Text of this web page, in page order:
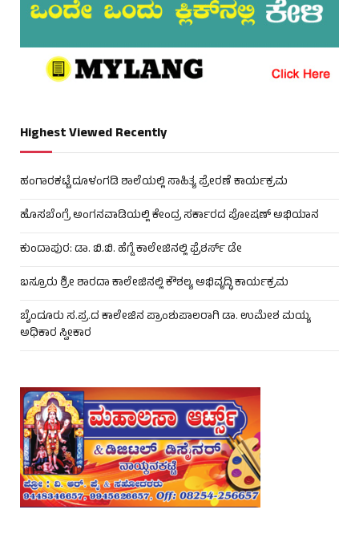
Highest Viewed Recently
ಹಂಗಾರಕಟ್ಟೆ ದೂಳಂಗಡಿ ಶಾಲೆಯಲ್ಲಿ ಸಾಹಿತ್ಯ ಪ್ರೇರಣೆ ಕಾರ್ಯಕ್ರಮ
ಹೊಸಬೆಂಗ್ರೆ ಅಂಗನವಾಡಿಯಲ್ಲಿ ಕೇಂದ್ರ ಸರ್ಕಾರದ ಪೋಷಣ್ ಅಭಿಯಾನ
ಕುಂದಾಪುರ: ಡಾ. ಬಿ.ಬಿ. ಹೆಗ್ಡೆ ಕಾಲೇಜಿನಲ್ಲಿ ಫ್ರೆಶರ್ಸ್ ಡೇ
ಬಸ್ರೂರು ಶ್ರೀ ಶಾರದಾ ಕಾಲೇಜಿನಲ್ಲಿ ಕೌಶಲ್ಯ ಅಭಿವೃದ್ಧಿ ಕಾರ್ಯಕ್ರಮ
ಬೈಂದೂರು ಸ.ಪ್ರ.ದ ಕಾಲೇಜಿನ ಪ್ರಾಂಶುಪಾಲರಾಗಿ ಡಾ. ಉಮೇಶ ಮಯ್ಯ
ಅಧಿಕಾರ ಸ್ವೀಕಾರ